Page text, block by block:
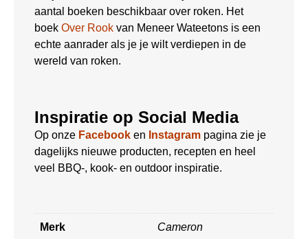
aantal boeken beschikbaar over roken. Het
boek Over Rook van Meneer Wateetons is een
echte aanrader als je je wilt verdiepen in de
wereld van roken.
Inspiratie op Social Media
Op onze Facebook en Instagram pagina zie je
dagelijks nieuwe producten, recepten en heel
veel BBQ-, kook- en outdoor inspiratie.
Merk Cameron